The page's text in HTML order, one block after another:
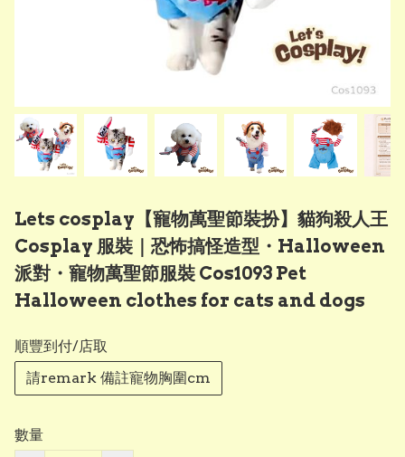
Lets cosplay【寵物萬聖節裝扮】貓狗殺人王
Cosplay 服裝｜恐怖搞怪造型・Halloween
派對・寵物萬聖節服裝 Cos1093 Pet
Halloween clothes for cats and dogs
順豐到付/店取
請remark 備註寵物胸圍cm
數量